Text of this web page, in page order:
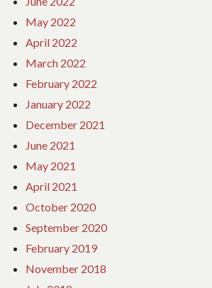
May 2022
April 2022
March 2022
February 2022
January 2022
December 2021
June 2021
May 2021
April 2021
October 2020
September 2020
February 2019
November 2018